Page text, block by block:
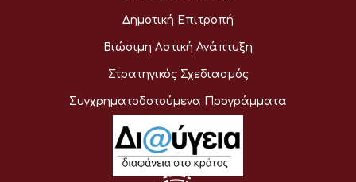
Δημοτική Επιτροπή
Βιώσιμη Αστική Ανάπτυξη
Στρατηγικός Σχεδιασμός
Συγχρηματοδοτούμενα Προγράμματα